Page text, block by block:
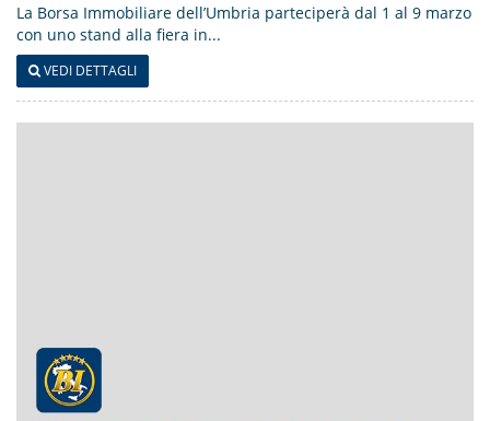
La Borsa Immobiliare dell’Umbria parteciperà dal 1 al 9 marzo
con uno stand alla fiera in...
VEDI DETTAGLI